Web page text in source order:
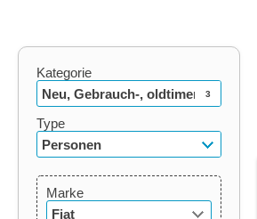
Kategorie
Neu, Gebrauch-, oldtimer
3
Type
Personen
Marke
Fiat